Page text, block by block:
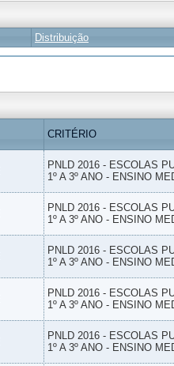
Distribuição
CRITÉRIO
PNLD 2016 - ESCOLAS
1º A 3º ANO - ENSINO
PNLD 2016 - ESCOLAS
1º A 3º ANO - ENSINO
PNLD 2016 - ESCOLAS
1º A 3º ANO - ENSINO
PNLD 2016 - ESCOLAS
1º A 3º ANO - ENSINO
PNLD 2016 - ESCOLAS
1º A 3º ANO - ENSINO